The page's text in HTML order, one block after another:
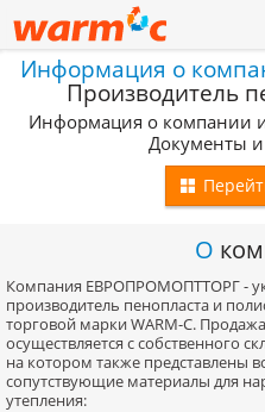
Информация о
Производитель
Информация о компании
Документы
О
Компания ЕВРОПРОМОПТТОРГ -
производитель пенопласта и
торговой марки WARM-C.
осуществляется с собственного
на котором также представлены
сопутствующие материалы для
утепления: